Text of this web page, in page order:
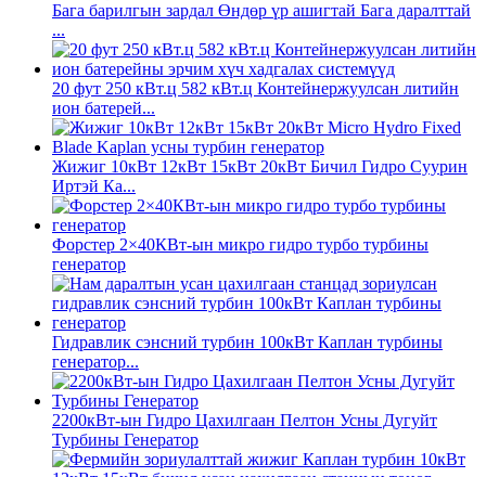
Бага барилгын зардал Өндөр үр ашигтай Бага даралттай
...
20 фут 250 кВт.ц 582 кВт.ц Контейнержуулсан литийн
ион батерей...
Жижиг 10кВт 12кВт 15кВт 20кВт Бичил Гидро Суурин
Иртэй Ка...
Форстер 2×40КВт-ын микро гидро турбо турбины
генератор
Гидравлик сэнсний турбин 100кВт Каплан турбины
генератор...
2200кВт-ын Гидро Цахилгаан Пелтон Усны Дугуйт
Турбины Генератор